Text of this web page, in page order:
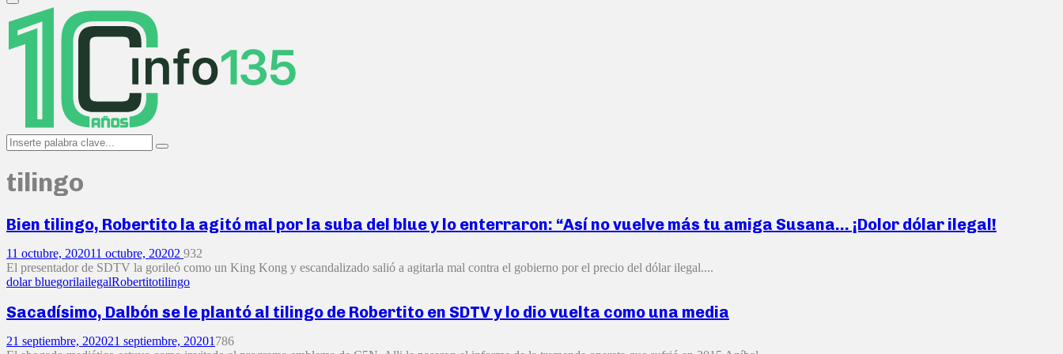
Primary
Menu
Search
for:
Search
tilingo
Bien tilingo, Robertito la agitó mal por la suba del blue y lo enterraron: “Así no vuelve más tu amiga Susana… ¡Dolor dólar ilegal!
11 octubre, 202011 octubre, 20202 932
El presentador de SDTV la gorileó como un King Kong y escandalizado salió a agitarla mal contra el gobierno por el precio del dólar ilegal....
dolar bluegorilailegalRobertitotilingo
Sacadísimo, Dalbón se le plantó al tilingo de Robertito en SDTV y lo dio vuelta como una media
21 septiembre, 202021 septiembre, 20201786